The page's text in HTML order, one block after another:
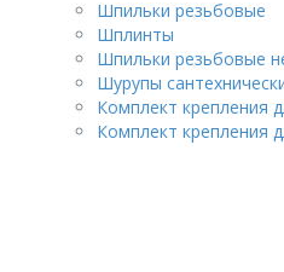
Шпильки резьбовые
Шплинты
Шпильки резьбовые
Шурупы
Комплект крепления
Комплект крепления